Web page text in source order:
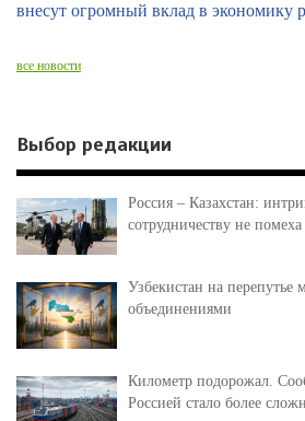
внесут огромный вклад в экономику
все новости
Выбор редакции
Россия – Казахстан:
сотрудничеству не помеха
Узбекистан на
объединениями
Километр подорожал.
Россией стало более